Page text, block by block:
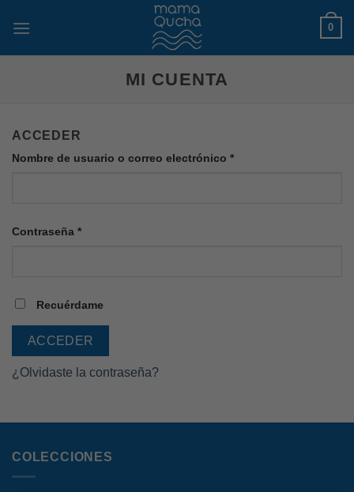
0
MI CUENTA
ACCEDER
Nombre de usuario o correo electrónico *
Contraseña *
Recuérdame
ACCEDER
¿Olvidaste la contraseña?
COLECCIONES